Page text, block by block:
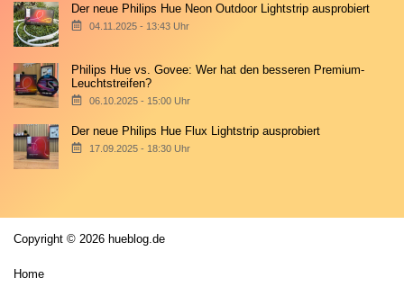
Der neue Philips Hue Neon Outdoor Lightstrip ausprobiert
04.11.2025 - 13:43 Uhr
Philips Hue vs. Govee: Wer hat den besseren Premium-
Leuchtstreifen?
06.10.2025 - 15:00 Uhr
Der neue Philips Hue Flux Lightstrip ausprobiert
17.09.2025 - 18:30 Uhr
Copyright © 2026 hueblog.de
Home